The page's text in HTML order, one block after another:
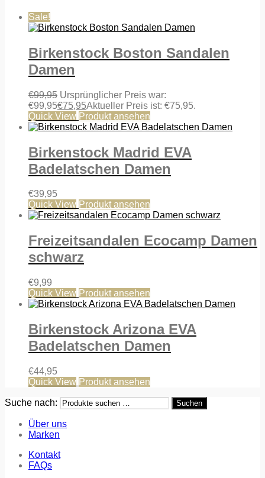
Sale!
Birkenstock Boston Sandalen
Damen
€99,95 Ursprünglicher Preis war:
€99,95€75,95Aktueller Preis ist: €75,95.
Quick View Produkt ansehen
Birkenstock Madrid EVA
Badelatschen Damen
€39,95
Quick View Produkt ansehen
Freizeitsandalen Ecocamp Damen
schwarz
€9,99
Quick View Produkt ansehen
Birkenstock Arizona EVA
Badelatschen Damen
€44,95
Quick View Produkt ansehen
Suche nach: Suchen
Über uns
Marken
Kontakt
FAQs